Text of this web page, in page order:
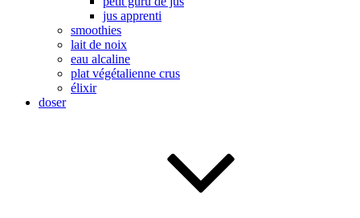
jus apprenti
smoothies
lait de noix
eau alcaline
plat végétalienne crus
élixir
doser